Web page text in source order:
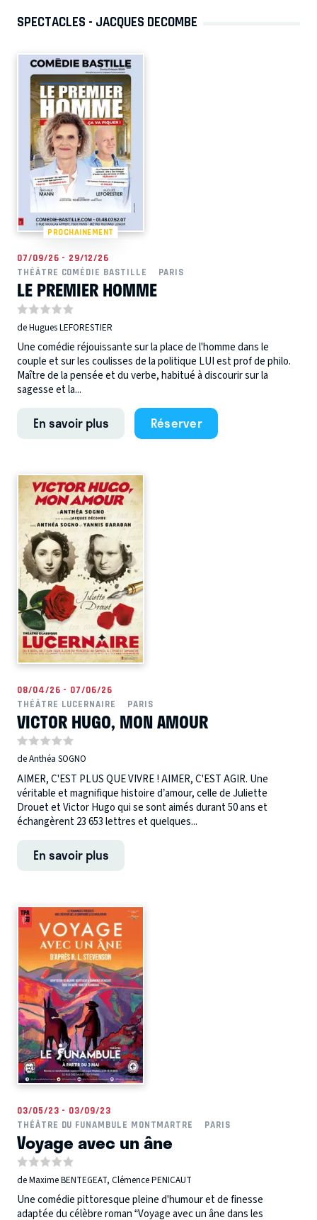
SPECTACLES - JACQUES DECOMBE
PROCHAINEMENT
07/09/26 - 29/12/26
THÉÂTRE COMÉDIE BASTILLE
PARIS
LE PREMIER HOMME
de Hugues LEFORESTIER
Une comédie réjouissante sur la place de l'homme dans le
couple et sur les coulisses de la politique LUI est prof de philo.
Maître de la pensée et du verbe, habitué à discourir sur la
sagesse et la...
En savoir plus Réserver
08/04/26 - 07/06/26
THÉÂTRE LUCERNAIRE
PARIS
VICTOR HUGO, MON AMOUR
de Anthéa SOGNO
AIMER, C'EST PLUS QUE VIVRE ! AIMER, C'EST AGIR. Une
véritable et magnifique histoire d’amour, celle de Juliette
Drouet et Victor Hugo qui se sont aimés durant 50 ans et
échangèrent 23 653 lettres et quelques...
En savoir plus
03/05/23 - 03/09/23
THÉÂTRE DU FUNAMBULE MONTMARTRE
PARIS
Voyage avec un âne
de Maxime BENTEGEAT, Clémence PENICAUT
Une comédie pittoresque pleine d'humour et de finesse
adaptée du célèbre roman “Voyage avec un âne dans les